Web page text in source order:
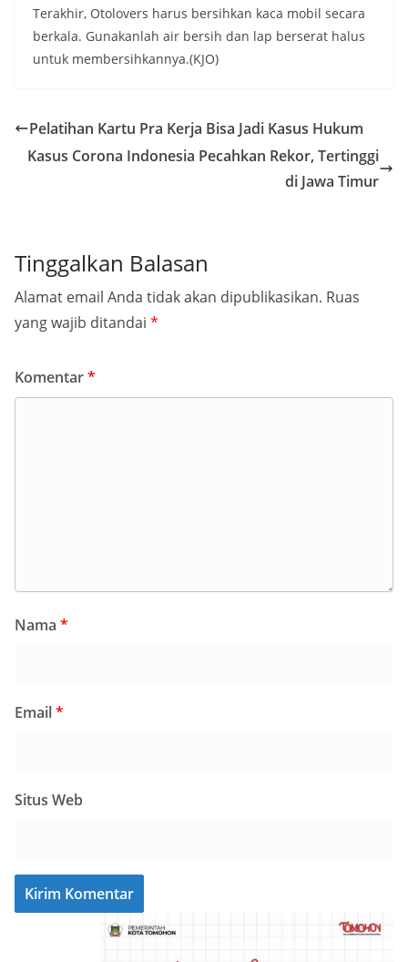
Terakhir, Otolovers harus bersihkan kaca mobil secara
berkala. Gunakanlah air bersih dan lap berserat halus
untuk membersihkannya.(KJO)
Pelatihan Kartu Pra Kerja Bisa Jadi Kasus Hukum
Kasus Corona Indonesia Pecahkan Rekor, Tertinggi
di Jawa Timur
Tinggalkan Balasan
Alamat email Anda tidak akan dipublikasikan. Ruas
yang wajib ditandai *
Komentar*
Nama *
Email*
Situs Web